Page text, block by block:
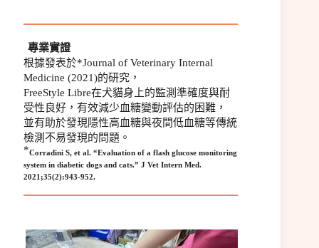
專業實證
根據發表於*Journal of Veterinary Internal
Medicine (2021)的研究，
FreeStyle Libre在犬貓身上的監測準確度與耐
受性良好，有效減少血糖變動評估的困難，
並有助於發現隱性高血糖與夜間低血糖等傳統
檢測不易發現的問題。
*Corradini S, et al. “Evaluation of a flash glucose monitoring
system in diabetic dogs and cats.” J Vet Intern Med.
2021;35(2):943-952.